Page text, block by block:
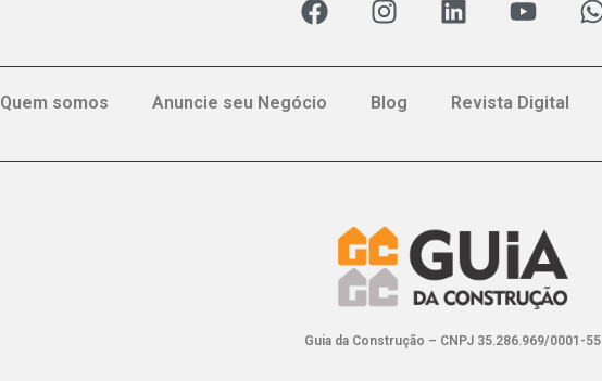
Quem somos Anuncie seu Negócio Blog Revista Digital
Guia da Construção – CNPJ 35.286.969/0001-55